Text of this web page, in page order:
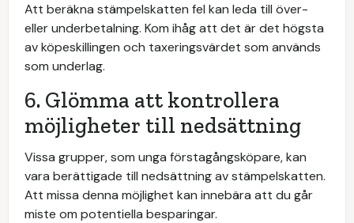
Att beräkna stämpelskatten fel kan leda till över-
eller underbetalning. Kom ihåg att det är det högsta
av köpeskillingen och taxeringsvärdet som används
som underlag.
6. Glömma att kontrollera
möjligheter till nedsättning
Vissa grupper, som unga förstagångsköpare, kan
vara berättigade till nedsättning av stämpelskatten.
Att missa denna möjlighet kan innebära att du går
miste om potentiella besparingar.